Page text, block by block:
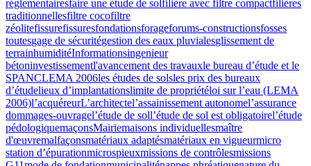
réglementairesfaire une étude de solfilière avec filtre compactfilières
traditionnellesfiltre cocofiltre
zéolitefissurefissuresfondationsforageforums-constructionsfosses
toutesgage de sécuritégestion des eaux pluvialesglissement de
terrainhumiditéInformationsingenieur
bétoninvestissementl'avancement des travauxle bureau d’étude et le
SPANCLEMA 2006les études de solsles prix des bureaux
d’étudelieux d’implantationslimite de propriétéloi sur l’eau (LEMA
2006)l’acquéreurL’architectel’assainissement autonomel’assurance
dommages-ouvragel’étude de soll’étude de sol est obligatoirel’étude
pédologiquemaçonsMairiemaisons individuellesmaître
d'œuvremalfaçonsmatériaux adaptésmatériaux en vigueurmicro
station d’épurationmicrospieuxmissions de contrôlesmissions